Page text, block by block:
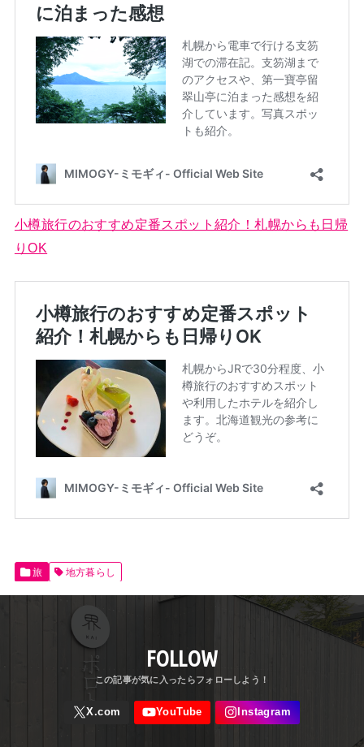
小樽旅行のおすすめ定番スポット紹介！札幌からも日帰
りOK
旅 地方暮らし
FOLLOW